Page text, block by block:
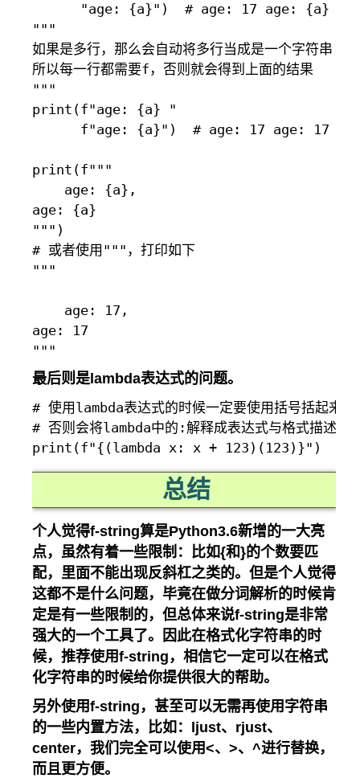
      "age: {a}")  # age: 17 age: {a}
"""
如果是多行，那么会自动将多行当成是一个字符串
所以每一行都需要f，否则就会得到上面的结果
"""
print(f"age: {a} "
      f"age: {a}")  # age: 17 age: 17
print(f"""
    age: {a},
age: {a}
""")
# 或者使用"""，打印如下
"""
    age: 17,
age: 17
最后则是lambda表达式的问题。
# 使用lambda表达式的时候一定要使用括号括起来
# 否则会将lambda中的:解释成表达式与格式描述符
总结
个人觉得f-string算是Python3.6新增的一大亮
点，虽然有着一些限制：比如{和}的个数要匹
配，里面不能出现反斜杠之类的。但是个人觉得
这都不是什么问题，毕竟在做分词解析的时候肯
定是有一些限制的，但总体来说f-string是非常
强大的一个工具了。因此在格式化字符串的时
候，推荐使用f-string，相信它一定可以在格式
化字符串的时候给你提供很大的帮助。
另外使用f-string，甚至可以无需再使用字符串
的一些内置方法，比如：ljust、rjust、
center，我们完全可以使用<、>、^进行替换，
而且更方便。